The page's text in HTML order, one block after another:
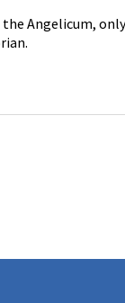
Angelicum,